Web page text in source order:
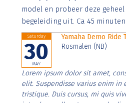
imperdiet. Nunc ut sem vitae
model en probeer deze
begeleiding uit. Ca 45
Saturday
30
MAY
Yamaha Demo Ride
Rosmalen (NB)
Lorem ipsum dolor sit amet,
elit. Suspendisse varius enim in
tristique. Duis cursus, mi quis
interdum nulla, ut commodo